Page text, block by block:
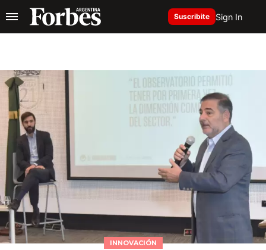
Suscribite Sign In
INNOVACIÓN